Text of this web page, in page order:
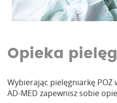
Opieka
Wybierając pielęgniarkę POZ
AD-MED zapewnisz sobie